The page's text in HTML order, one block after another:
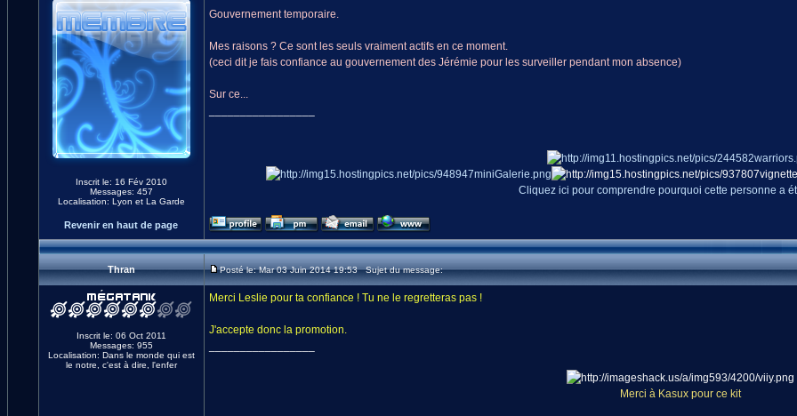
Inscrit le: 16 Fév 2010
Messages: 457
Localisation: Lyon et La Garde
Gouvernement temporaire.
Mes raisons ? Ce sont les seuls vraiment actifs en ce moment.
(ceci dit je fais confiance au gouvernement des Jérémie pour les surveiller pendant mon absence)
Sur ce...
Cliquez ici pour comprendre pourquoi cette personne a
Revenir en haut de page
Thran Posté le: Mar 03 Juin 2014 19:53 Sujet du message:
Inscrit le: 06 Oct 2011
Messages: 955
Localisation: Dans le monde qui est
le notre, c'est à dire, l'enfer
Merci Leslie pour ta confiance ! Tu ne le regretteras pas !
J'accepte donc la promotion.
Merci à Kasux pour ce kit